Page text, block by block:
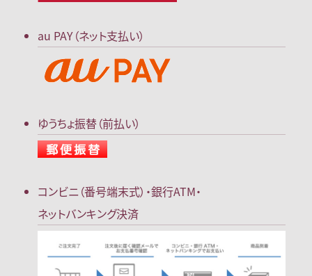
au PAY（ネット支払い）
ゆうちょ振替（前払い）
コンビニ（番号端末式）・銀行ATM・
ネットバンキング決済